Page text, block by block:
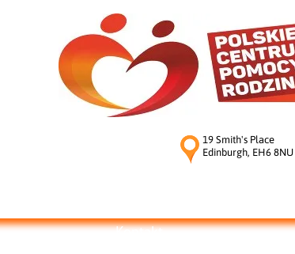
19 Smith's Place
Edinburgh, EH6 8NU
Kontakt